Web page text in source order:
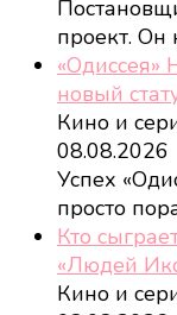
проект. Он
«Одиссея»
новый
Кино и
08.08.2026
Успех
просто
Кто
«Людей
Кино и